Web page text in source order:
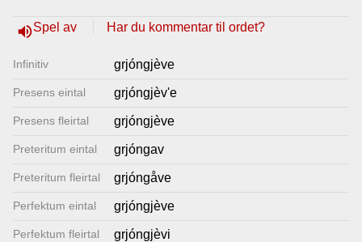
volume_upSpel av Har du kommentar til ordet?
Infinitiv grjóngjève
Presens eintal grjóngjèv'e
Presens fleirtal grjóngjève
Preteritum eintal grjóngav
Preteritum fleirtal grjóngåve
Perfektum eintal grjóngjève
Perfektum fleirtal grjóngjèvi
Lenkjer
Kontakt
oss